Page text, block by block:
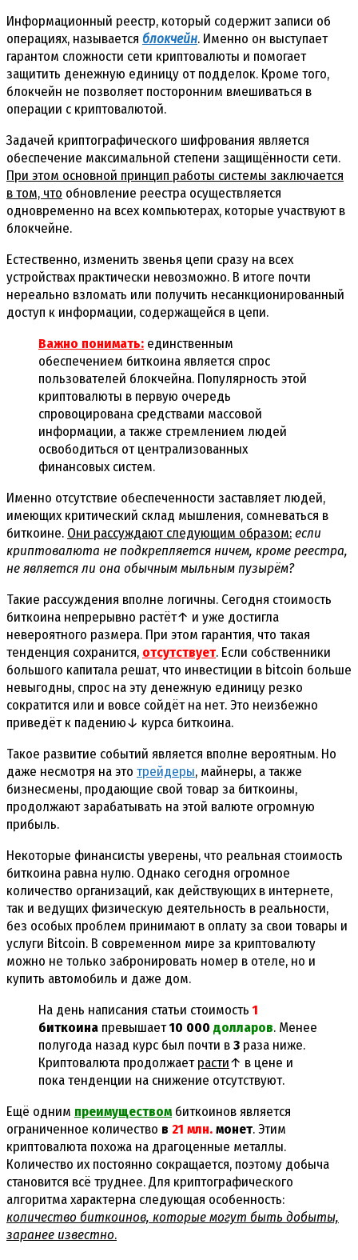
Информационный реестр, который содержит записи об
операциях, называется блокчейн. Именно он выступает
гарантом сложности сети криптовалюты и помогает
защитить денежную единицу от подделок. Кроме того,
блокчейн не позволяет посторонним вмешиваться в
операции с криптовалютой.
Задачей криптографического шифрования является
обеспечение максимальной степени защищённости сети.
При этом основной принцип работы системы заключается
в том, что обновление реестра осуществляется
одновременно на всех компьютерах, которые участвуют в
блокчейне.
Естественно, изменить звенья цепи сразу на всех
устройствах практически невозможно. В итоге почти
нереально взломать или получить несанкционированный
доступ к информации, содержащейся в цепи.
Важно понимать: единственным
обеспечением биткоина является спрос
пользователей блокчейна. Популярность этой
криптовалюты в первую очередь
спровоцирована средствами массовой
информации, а также стремлением людей
освободиться от централизованных
финансовых систем.
Именно отсутствие обеспеченности заставляет людей,
имеющих критический склад мышления, сомневаться в
биткоине. Они рассуждают следующим образом:если
криптовалюта не подкрепляется ничем, кроме реестра,
не является ли она обычным мыльным пузырём?
Такие рассуждения вполне логичны. Сегодня стоимость
биткоина непрерывно растёт↑ и уже достигла
невероятного размера. При этом гарантия, что такая
тенденция сохранится, отсутствует. Если собственники
большого капитала решат, что инвестиции в bitcoin больше
невыгодны, спрос на эту денежную единицу резко
сократится или и вовсе сойдёт на нет. Это неизбежно
приведёт к падению↓ курса биткоина.
Такое развитие событий является вполне вероятным. Но
даже несмотря на это трейдеры, майнеры, а также
бизнесмены, продающие свой товар за биткоины,
продолжают зарабатывать на этой валюте огромную
прибыль.
Некоторые финансисты уверены, что реальная стоимость
биткоина равна нулю. Однако сегодня огромное
количество организаций, как действующих в интернете,
так и ведущих физическую деятельность в реальности,
без особых проблем принимают в оплату за свои товары и
услуги Bitcoin. В современном мире за криптовалюту
можно не только забронировать номер в отеле, но и
купить автомобиль и даже дом.
На день написания статьи стоимость1
биткоина превышает10 000 долларов. Менее
полугода назад курс был почти в3 раза ниже.
Криптовалюта продолжаетрасти↑ в цене и
пока тенденции на снижение отсутствуют.
Ещё одним преимуществом биткоинов является
ограниченное количество в 21 млн.монет. Этим
криптовалюта похожа на драгоценные металлы.
Количество их постоянно сокращается, поэтому добыча
становится всё труднее. Для криптографического
алгоритма характерна следующая особенность:
количество биткоинов, которые могут быть добыты,
заранее известно.